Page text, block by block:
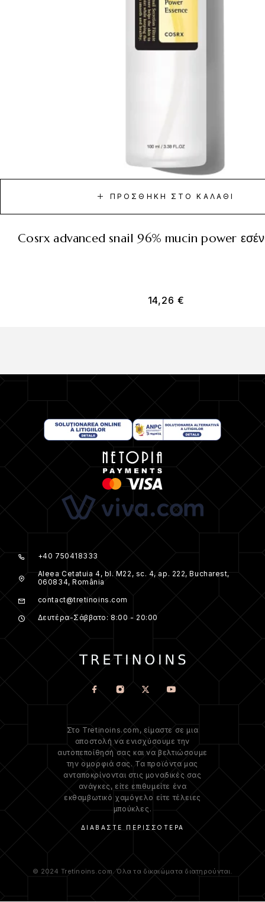
ΠΡΟΣΘΉΚΗ ΣΤΟ ΚΑΛΆΘΙ
cosrx advanced snail 96% mucin power
14,26 €
+40 750418333
Aleea Cetatuia 4, bl. M22, sc. 4, ap. 222, Bucharest,
060834, România
contact@tretinoins.com
Δευτέρα-Σάββατο: 8:00 - 20:00
Στο Tretinoins.com, είμαστε σε μια
αποστολή να ενισχύσουμε την
αυτοπεποίθησή σας και να βελτιώσουμε
την ομορφιά σας. Τα προϊόντα μας
ανταποκρίνονται στις μοναδικές σας
ανάγκες, είτε επιθυμείτε ένα
εκθαμβωτικό χαμόγελο είτε τέλειες
μπούκλες.
ΔΙΑΒΆΣΤΕ ΠΕΡΙΣΣΌΤΕΡΑ
© 2024 Tretinoins.com. Όλα τα δικαιώματα διατηρούνται.